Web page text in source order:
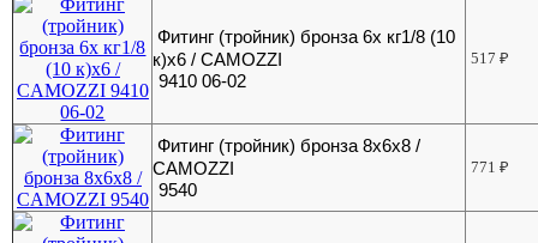
Фитинг (тройник) бронза 6х кг1/8 (10
к)х6 / CAMOZZI
9410 06-02
517₽
Фитинг (тройник) бронза 8x6x8 /
CAMOZZI
9540
771₽